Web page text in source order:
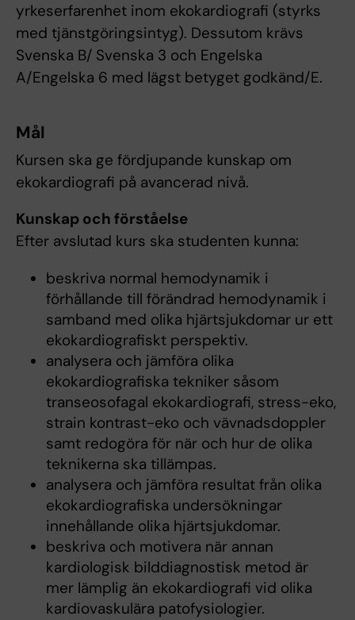
yrkeserfarenhet inom ekokardiografi (styrks
med tjänstgöringsintyg). Dessutom krävs
Svenska B/ Svenska 3 och Engelska
A/Engelska 6 med lägst betyget godkänd/E.
Mål
Kursen ska ge fördjupande kunskap om
ekokardiografi på avancerad nivå.
Kunskap och förståelse
Efter avslutad kurs ska studenten kunna:
beskriva normal hemodynamik i
förhållande till förändrad hemodynamik i
samband med olika hjärtsjukdomar ur ett
ekokardiografiskt perspektiv.
analysera och jämföra olika
ekokardiografiska tekniker såsom
transeosofagal ekokardiografi, stress-eko,
strain kontrast-eko och vävnadsdoppler
samt redogöra för när och hur de olika
teknikerna ska tillämpas.
analysera och jämföra resultat från olika
ekokardiografiska undersökningar
innehållande olika hjärtsjukdomar.
beskriva och motivera när annan
kardiologisk bilddiagnostisk metod är
mer lämplig än ekokardiografi vid olika
kardiovaskulära patofysiologier.